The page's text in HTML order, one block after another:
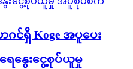
င်ရှိ Koge အပူပေး
ေနွေးငွေ့စုပ်ယူမှု